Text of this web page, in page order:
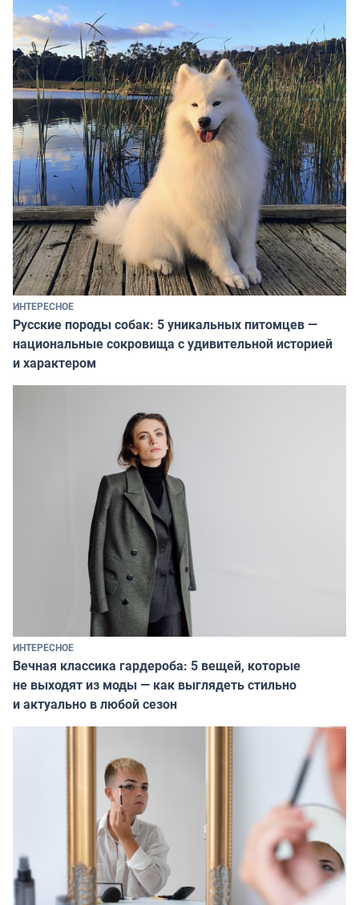
ИНТЕРЕСНОЕ
Русские породы собак: 5 уникальных питомцев —
национальные сокровища с удивительной историей
и характером
ИНТЕРЕСНОЕ
Вечная классика гардероба: 5 вещей, которые
не выходят из моды — как выглядеть стильно
и актуально в любой сезон